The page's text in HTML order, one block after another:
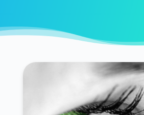
Autouillet 78770
Bazainville 78550
Bazemont
Béhoust 78910
Bennecourt
Beynes 78650
Blaru 78270
Boinville-en-Mantois 78930
Boinville-le-Gaillard 78660
Boinvilliers 78200
Bois-d'Arcy